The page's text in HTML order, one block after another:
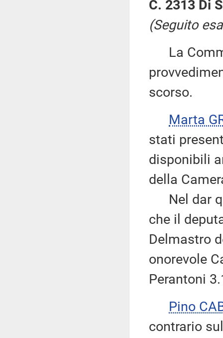
C. 2313 Di
(Seguito
La
scorso.
Marta
stati
disponibili
della
Nel dar
che il
Delmastro
onorevole
Perantoni
Pino
contrario